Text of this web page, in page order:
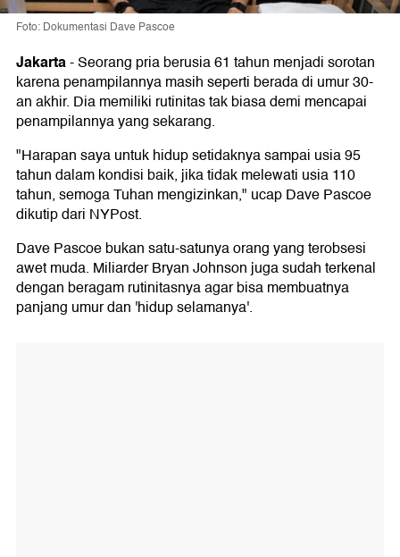
Foto: Dokumentasi Dave Pascoe
Jakarta-Seorang pria berusia 61 tahun menjadi sorotan
karena penampilannya masih seperti berada di umur 30-
an akhir. Dia memiliki rutinitas tak biasa demi mencapai
penampilannya yang sekarang.
"Harapan saya untuk hidup setidaknya sampai usia 95
tahun dalam kondisi baik, jika tidak melewati usia 110
tahun, semoga Tuhan mengizinkan," ucap Dave Pascoe
dikutip dari NYPost.
Dave Pascoe bukan satu-satunya orang yang terobsesi
awet muda. Miliarder Bryan Johnson juga sudah terkenal
dengan beragam rutinitasnya agar bisa membuatnya
panjang umur dan 'hidup selamanya'.